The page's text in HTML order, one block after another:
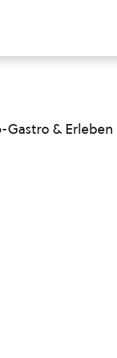
Gastro & Erleben